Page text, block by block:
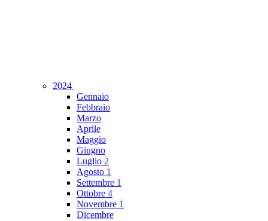
2024
Gennaio
Febbraio
Marzo
Aprile
Maggio
Giugno
Luglio 2
Agosto 1
Settembre 1
Ottobre 4
Novembre 1
Dicembre